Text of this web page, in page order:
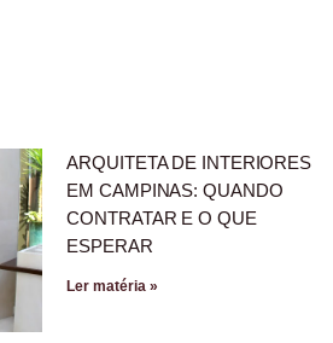
ARQUITETA DE INTERIORES
EM CAMPINAS: QUANDO
CONTRATAR E O QUE
ESPERAR
Ler matéria »